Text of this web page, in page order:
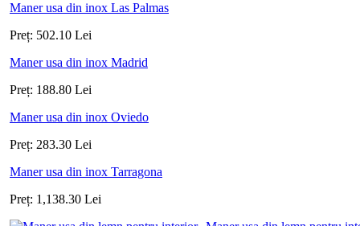
Maner usa din inox Las Palmas
Preț: 502.10 Lei
Maner usa din inox Madrid
Preț: 188.80 Lei
Maner usa din inox Oviedo
Preț: 283.30 Lei
Maner usa din inox Tarragona
Preț: 1,138.30 Lei